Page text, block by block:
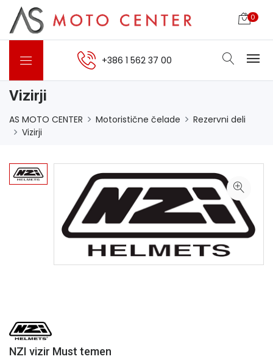
0
+386 1 562 37 00
Vizirji
AS MOTO CENTER Motoristične čelade
Rezervni deli
Vizirji
NZI vizir Must temen